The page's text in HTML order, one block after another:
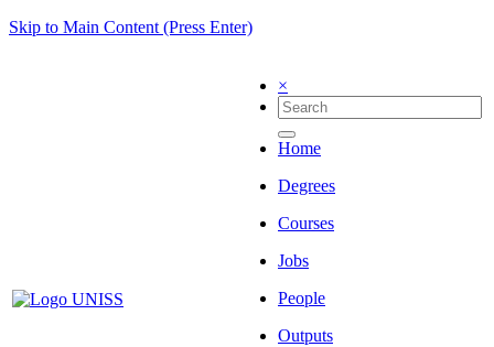
Skip to Main Content (Press Enter)
×
Home
Degrees
Courses
Jobs
People
Outputs